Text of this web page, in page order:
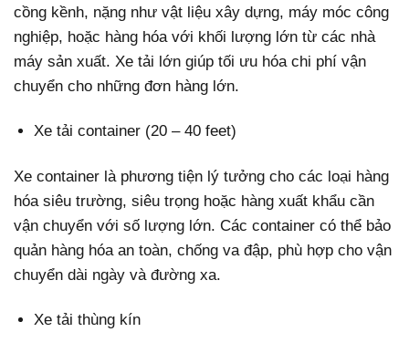
cồng kềnh, nặng như vật liệu xây dựng, máy móc công
nghiệp, hoặc hàng hóa với khối lượng lớn từ các nhà
máy sản xuất. Xe tải lớn giúp tối ưu hóa chi phí vận
chuyển cho những đơn hàng lớn.
Xe tải container (20 – 40 feet)
Xe container là phương tiện lý tưởng cho các loại hàng
hóa siêu trường, siêu trọng hoặc hàng xuất khẩu cần
vận chuyển với số lượng lớn. Các container có thể bảo
quản hàng hóa an toàn, chống va đập, phù hợp cho vận
chuyển dài ngày và đường xa.
Xe tải thùng kín